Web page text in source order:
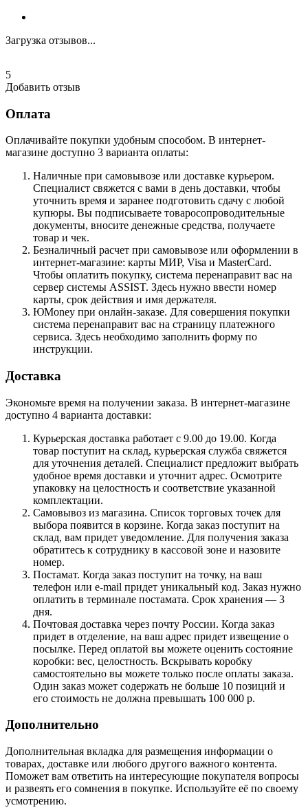
Загрузка отзывов...
5
Добавить отзыв
Оплата
Оплачивайте покупки удобным способом. В интернет-
магазине доступно 3 варианта оплаты:
Наличные при самовывозе или доставке курьером.
Специалист свяжется с вами в день доставки, чтобы
уточнить время и заранее подготовить сдачу с любой
купюры. Вы подписываете товаросопроводительные
документы, вносите денежные средства, получаете
товар и чек.
Безналичный расчет при самовывозе или оформлении в
интернет-магазине: карты МИР, Visa и MasterCard.
Чтобы оплатить покупку, система перенаправит вас на
сервер системы ASSIST. Здесь нужно ввести номер
карты, срок действия и имя держателя.
ЮMoney при онлайн-заказе. Для совершения покупки
система перенаправит вас на страницу платежного
сервиса. Здесь необходимо заполнить форму по
инструкции.
Доставка
Экономьте время на получении заказа. В интернет-магазине
доступно 4 варианта доставки:
Курьерская доставка работает с 9.00 до 19.00. Когда
товар поступит на склад, курьерская служба свяжется
для уточнения деталей. Специалист предложит выбрать
удобное время доставки и уточнит адрес. Осмотрите
упаковку на целостность и соответствие указанной
комплектации.
Самовывоз из магазина. Список торговых точек для
выбора появится в корзине. Когда заказ поступит на
склад, вам придет уведомление. Для получения заказа
обратитесь к сотруднику в кассовой зоне и назовите
номер.
Постамат. Когда заказ поступит на точку, на ваш
телефон или e-mail придет уникальный код. Заказ нужно
оплатить в терминале постамата. Срок хранения — 3
дня.
Почтовая доставка через почту России. Когда заказ
придет в отделение, на ваш адрес придет извещение о
посылке. Перед оплатой вы можете оценить состояние
коробки: вес, целостность. Вскрывать коробку
самостоятельно вы можете только после оплаты заказа.
Один заказ может содержать не больше 10 позиций и
его стоимость не должна превышать 100 000 р.
Дополнительно
Дополнительная вкладка для размещения информации о
товарах, доставке или любого другого важного контента.
Поможет вам ответить на интересующие покупателя вопросы
и развеять его сомнения в покупке. Используйте её по своему
усмотрению.